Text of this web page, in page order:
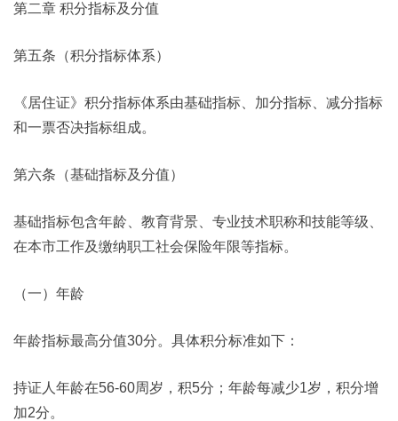
第二章 积分指标及分值
第五条（积分指标体系）
《居住证》积分指标体系由基础指标、加分指标、减分指标
和一票否决指标组成。
第六条（基础指标及分值）
基础指标包含年龄、教育背景、专业技术职称和技能等级、
在本市工作及缴纳职工社会保险年限等指标。
（一）年龄
年龄指标最高分值30分。具体积分标准如下：
持证人年龄在56-60周岁，积5分；年龄每减少1岁，积分增
加2分。